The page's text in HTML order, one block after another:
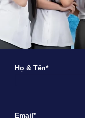
Họ & Tên*
Email*